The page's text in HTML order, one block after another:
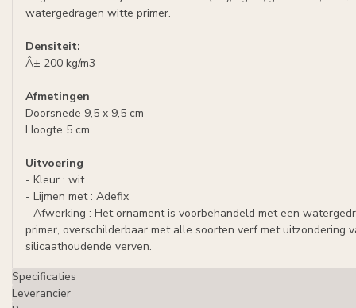
watergedragen witte primer.
Densiteit:
Â± 200 kg/m3
Afmetingen
Doorsnede 9,5 x 9,5 cm
Hoogte 5 cm
Uitvoering
- Kleur : wit
- Lijmen met : Adefix
- Afwerking : Het ornament is voorbehandeld met een
primer, overschilderbaar met alle soorten verf met uitzondering
silicaathoudende verven.
Specificaties
Leverancier